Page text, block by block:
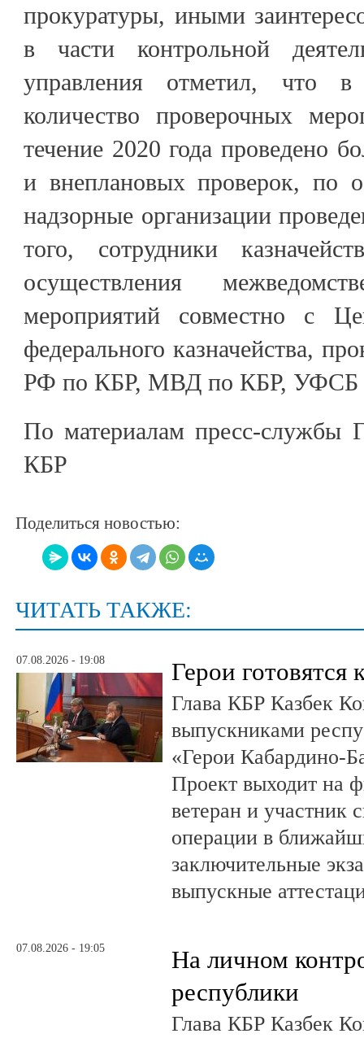
прокуратуры, иными
в части контрольной
управления отметил, что
количество проверочных
течение 2020 года проведено
и внеплановых проверок, по
надзорные организации
того, сотрудники
осуществления
мероприятий совместно с
федерального казначейства,
РФ по КБР, МВД по КБР, УФСБ
По материалам пресс-службы
КБР
Поделиться новостью:
ЧИТАТЬ ТАКЖЕ:
07.08.2026 - 19:08 Герои готовятся
Глава КБР Казбек
выпускниками
«Герои Кабардино-
Проект выходит на
ветеран и участник
операции в
заключительные
выпускные
07.08.2026 - 19:05
На личном
республики
Глава КБР Казбек